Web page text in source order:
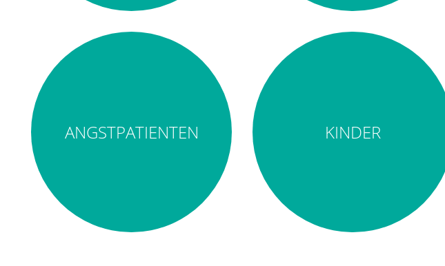
ANGSTPATIENTEN KINDER